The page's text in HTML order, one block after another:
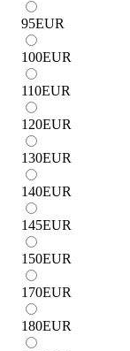
95EUR
100EUR
110EUR
120EUR
130EUR
140EUR
145EUR
150EUR
170EUR
180EUR